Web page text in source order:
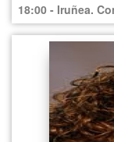
18:00 - Iruñea.